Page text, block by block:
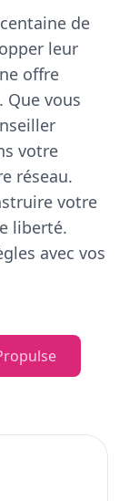
de
leur
offre
Que vous
votre
réseau.
votre
liberté.
avec vos